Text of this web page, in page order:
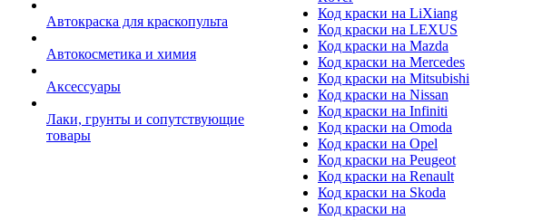
Автокраска для краскопульта
Автокосметика и химия
Аксессуары
Лаки, грунты и сопутствующие
товары
Код краски на LiXiang
Код краски на LEXUS
Код краски на Mazda
Код краски на Mercedes
Код краски на Mitsubishi
Код краски на Nissan
Код краски на Infiniti
Код краски на Omoda
Код краски на Opel
Код краски на Peugeot
Код краски на Renault
Код краски на Skoda
Код краски на